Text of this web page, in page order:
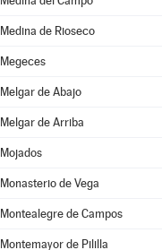
Medina de Rioseco
Megeces
Melgar de Abajo
Melgar de Arriba
Mojados
Monasterio de Vega
Montealegre de Campos
Montemayor de Pililla